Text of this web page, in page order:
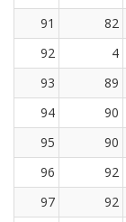
91
82
92
4
93
89
94
90
95
90
96
92
97
92